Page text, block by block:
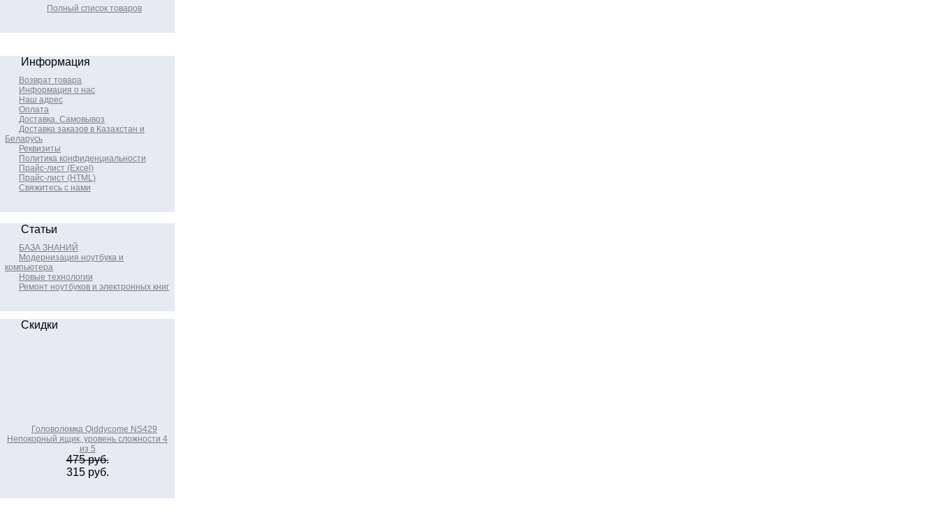
Полный список товаров
Информация
Возврат товара
Информация о нас
Наш адрес
Оплата
Доставка. Самовывоз
Доставка заказов в Казахстан и
Беларусь
Реквизиты
Политика конфиденциальности
Прайс-лист (Excel)
Прайс-лист (HTML)
Свяжитесь с нами
Статьи
БАЗА ЗНАНИЙ
Модернизация ноутбука и
компьютера
Новые технологии
Ремонт ноутбуков и электронных книг
Скидки
Головоломка Qiddycome NS429
Непокорный ящик, уровень сложности 4
из 5
475 руб.
315 руб.